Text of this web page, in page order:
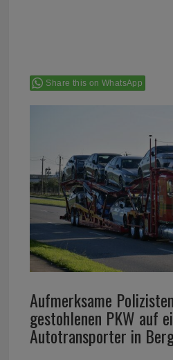
Share this on WhatsApp
Aufmerksame
gestohlenen PKW auf
Autotransporter in